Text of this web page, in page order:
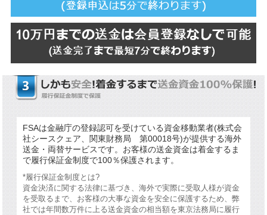
FSAは金融庁の登録認可を受けている資金移動業者(株式会
社シースクェア、関東財務局 第00018号)が提供する海外
送金・両替サービスです。お客様の送金資金は着金するま
で履行保証金制度で100％保護されます。
*履行保証金制度とは?
資金決済に関する法律に基づき、海外で実際に受取人様が資金
を受取るまで、お客様の大事な資金を安全に保護するため、弊
社では年間数万件に上る送金資金の相当額を東京法務局に履行